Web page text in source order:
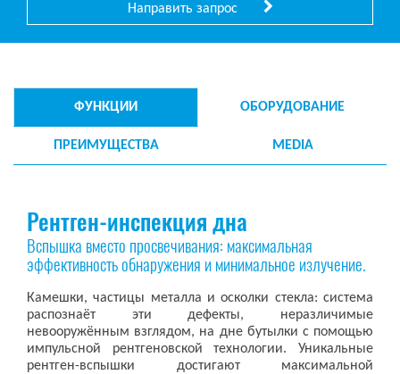
Направить запрос
ФУНКЦИИ ОБОРУДОВАНИЕ
ПРЕИМУЩЕСТВА MEDIA
Рентген-инспекция дна
Вспышка вместо просвечивания: максимальная
эффективность обнаружения и минимальное излучение.
Камешки, частицы металла и осколки стекла: система
распознаёт эти дефекты, неразличимые
невооружённым взглядом, на дне бутылки с помощью
импульсной рентгеновской технологии. Уникальные
рентген-вспышки достигают максимальной